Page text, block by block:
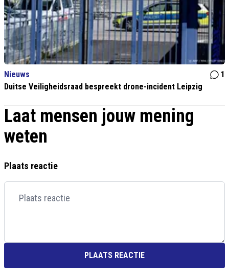
Nieuws
1
Duitse Veiligheidsraad bespreekt drone-incident Leipzig
Laat mensen jouw mening
weten
Plaats reactie
PLAATS REACTIE